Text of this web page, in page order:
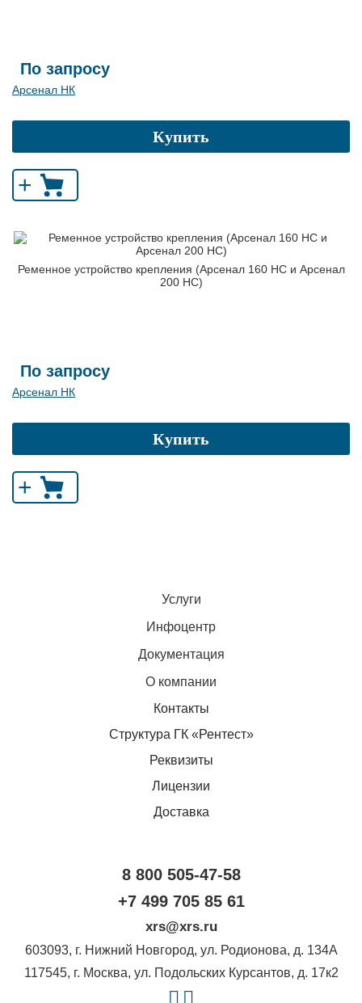
По запросу
Арсенал НК
Купить
+
Ременное устройство крепления (Арсенал 160 НС и Арсенал
200 НС)
По запросу
Арсенал НК
Купить
+
Услуги
Инфоцентр
Документация
О компании
Контакты
Структура ГК «Рентест»
Реквизиты
Лицензии
Доставка
8 800 505-47-58
+7 499 705 85 61
xrs@xrs.ru
603093, г. Нижний Новгород, ул. Родионова, д. 134А
117545, г. Москва, ул. Подольских Курсантов, д. 17к2